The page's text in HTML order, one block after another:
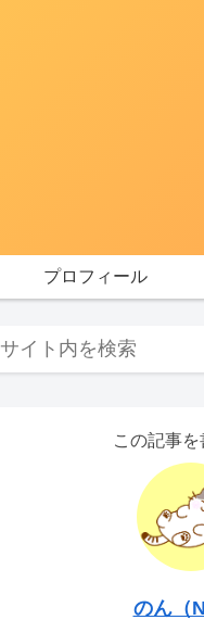
プロフィール
この記事を
のん（